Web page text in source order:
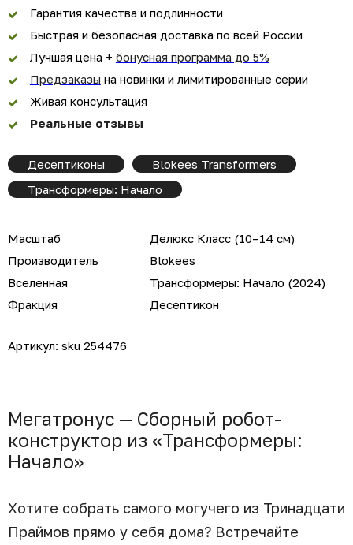
Гарантия качества и подлинности
Быстрая и безопасная доставка по всей России
Лучшая цена + бонусная программа до 5%
Предзаказы на новинки и лимитированные серии
Живая консультация
Реальные отзывы
Десептиконы
Blokees Transformers
Трансформеры: Начало
Масштаб
Делюкс Класс (10–14 см)
Производитель
Blokees
Вселенная
Трансформеры: Начало (2024)
Фракция
Десептикон
Артикул: sku 254476
Мегатронус — Сборный робот-
конструктор из «Трансформеры:
Начало»
Хотите собрать самого могучего из Тринадцати
Праймов прямо у себя дома? Встречайте